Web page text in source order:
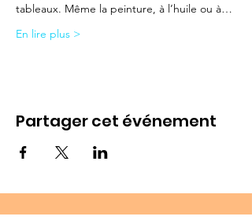
tableaux. Même la peinture, à l’huile ou à…
En lire plus >
Partager cet événement